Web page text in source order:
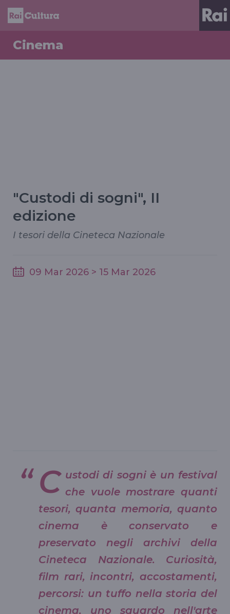
Cinema
"Custodi di sogni", II
edizione
I tesori della Cineteca Nazionale
09 Mar 2026 > 15 Mar 2026
C ustodi di sogni è un festival
che vuole mostrare quanti
tesori, quanta memoria, quanto
cinema è conservato e
preservato negli archivi della
Cineteca Nazionale. Curiosità,
film rari, incontri, accostamenti,
percorsi: un tuffo nella storia del
cinema, uno sguardo nell'arte